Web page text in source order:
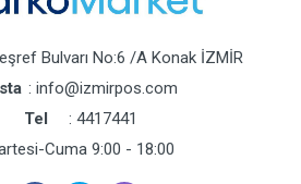
Bulvarı No:6 /A Konak İZMİR
: info@izmirpos.com
Tel
: 4417441
Cuma 9:00 - 18:00